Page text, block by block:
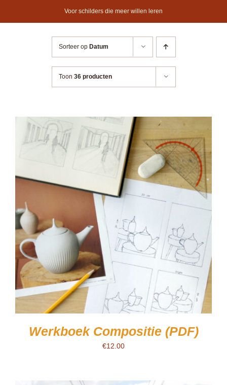
Voor schilders die meer willen leren
Sorteer op Datum
Toon 36 producten
Werkboek Compositie (PDF)
€12.00